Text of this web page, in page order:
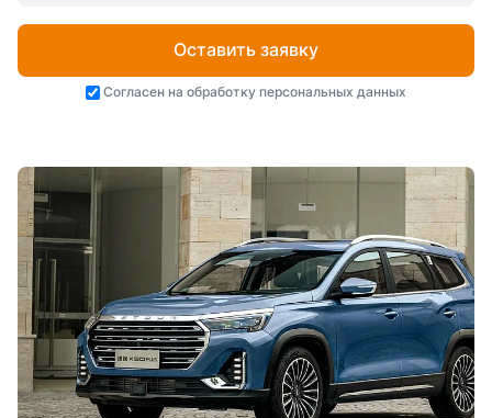
Оставить заявку
Согласен на обработку персональных данных